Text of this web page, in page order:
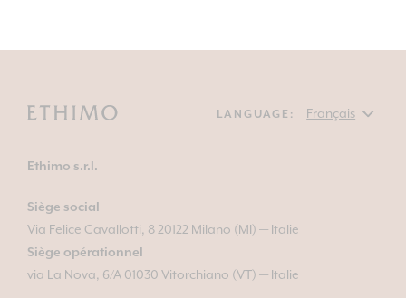
LANGUAGE:
Ethimo s.r.l.
Siège social
Via Felice Cavallotti, 8 20122 Milano (MI) — Italie
Siège opérationnel
via La Nova, 6/A 01030 Vitorchiano (VT) — Italie